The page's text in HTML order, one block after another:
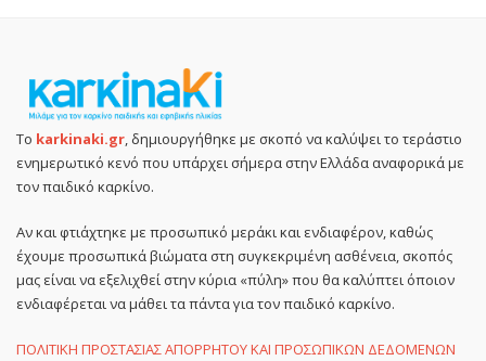
Το karkinaki.gr, δημιουργήθηκε με σκοπό να καλύψει το τεράστιο
ενημερωτικό κενό που υπάρχει σήμερα στην Ελλάδα αναφορικά με
τον παιδικό καρκίνο.
Αν και φτιάχτηκε με προσωπικό μεράκι και ενδιαφέρον, καθώς
έχουμε προσωπικά βιώματα στη συγκεκριμένη ασθένεια, σκοπός
μας είναι να εξελιχθεί στην κύρια «πύλη» που θα καλύπτει όποιον
ενδιαφέρεται να μάθει τα πάντα για τον παιδικό καρκίνο.
ΠΟΛΙΤΙΚΗ ΠΡΟΣΤΑΣΙΑΣ ΑΠΟΡΡΗΤΟΥ ΚΑΙ ΠΡΟΣΩΠΙΚΩΝ ΔΕΔΟΜΕΝΩΝ